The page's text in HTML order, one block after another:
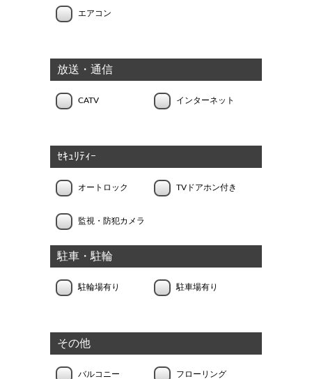
エアコン
放送・通信
CATV インターネット
ｾｷｭﾘﾃｨｰ
オートロック TVドアホン付き
監視・防犯カメラ
駐車・駐輪
駐輪場有り 駐車場有り
その他
バルコニー フローリング